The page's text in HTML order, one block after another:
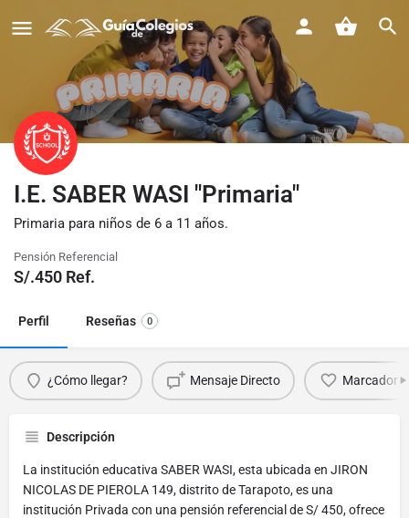
I.E. SABER WASI "Primaria"
Primaria para niños de 6 a 11 años.
Pensión Referencial
S/.450 Ref.
Perfil Reseñas 0
¿Cómo llegar? Mensaje Directo Marcador
Descripción
La institución educativa SABER WASI, esta ubicada en JIRON
NICOLAS DE PIEROLA 149, distrito de Tarapoto, es una
institución Privada con una pensión referencial de S/ 450, ofrece